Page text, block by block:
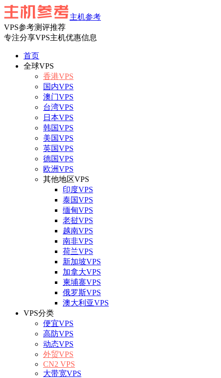
主机参考
VPS参考测评推荐
专注分享VPS主机优惠信息
首页
全球VPS
香港VPS
国内VPS
澳门VPS
台湾VPS
日本VPS
韩国VPS
美国VPS
英国VPS
德国VPS
欧洲VPS
其他地区VPS
印度VPS
泰国VPS
缅甸VPS
老挝VPS
越南VPS
南非VPS
荷兰VPS
新加坡VPS
加拿大VPS
柬埔寨VPS
俄罗斯VPS
澳大利亚VPS
VPS分类
便宜VPS
高防VPS
动态VPS
外贸VPS
CN2 VPS
大带宽VPS